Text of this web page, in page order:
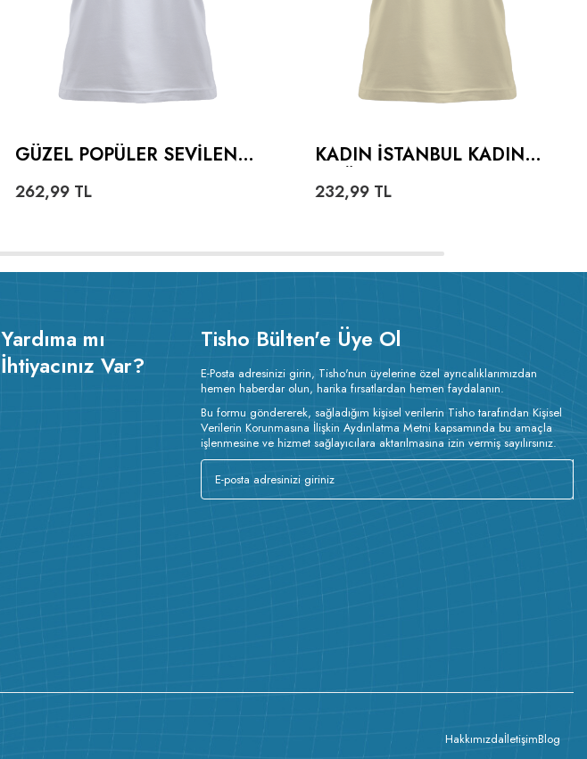
GÜZEL POPÜLER SEVILEN
TIŞÖRT
262,99 TL
KADIN İSTANBUL KADIN
232,99 TL
Yardıma mı
İhtiyacınız Var?
Tisho Bülten'e Üye Ol
E-Posta adresinizi girin, Tisho'nun üyelerine özel ayrıcalıklarımızdan
hemen haberdar olun, harika fırsatlardan hemen faydalanın.
Bu formu göndererek, sağladığım kişisel verilerin Tisho tarafından Kişisel
Verilerin Korunmasına İlişkin Aydınlatma Metni kapsamında bu amaçla
işlenmesine ve hizmet sağlayıcılara aktarılmasına izin vermiş sayılırsınız.
HakkımızdaİletişimBlog